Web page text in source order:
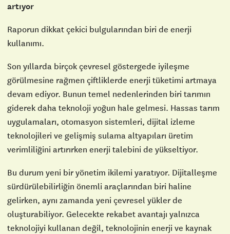
artıyor
Raporun dikkat çekici bulgularından biri de enerji
kullanımı.
Son yıllarda birçok çevresel göstergede iyileşme
görülmesine rağmen çiftliklerde enerji tüketimi artmaya
devam ediyor. Bunun temel nedenlerinden biri tarımın
giderek daha teknoloji yoğun hale gelmesi. Hassas tarım
uygulamaları, otomasyon sistemleri, dijital izleme
teknolojileri ve gelişmiş sulama altyapıları üretim
verimliliğini artırırken enerji talebini de yükseltiyor.
Bu durum yeni bir yönetim ikilemi yaratıyor. Dijitalleşme
sürdürülebilirliğin önemli araçlarından biri haline
gelirken, aynı zamanda yeni çevresel yükler de
oluşturabiliyor. Gelecekte rekabet avantajı yalnızca
teknolojiyi kullanan değil, teknolojinin enerji ve kaynak